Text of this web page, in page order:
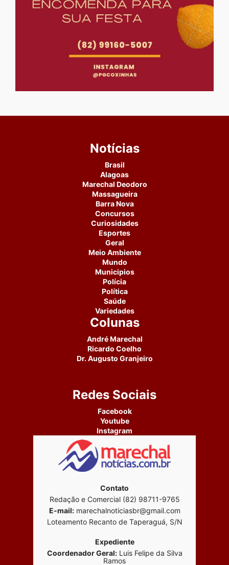
Notícias
Brasil
Alagoas
Marechal Deodoro
Massagueira
Barra Nova
Concursos
Curiosidades
Esportes
Geral
Meio Ambiente
Mundo
Municipios
Polícia
Política
Saúde
Variedades
Colunas
André Marechal
Ricardo Coelho
Dr. Augusto Granjeiro
Redes Sociais
Facebook
Youtube
Instagram
Contato
Redação e Comercial (82) 98711-9765
E-mail:marechalnoticiasbr@gmail.com
Loteamento Recanto de Taperaguá, S/N
Expediente
Coordenador Geral:Luis Felipe da Silva
Ramos